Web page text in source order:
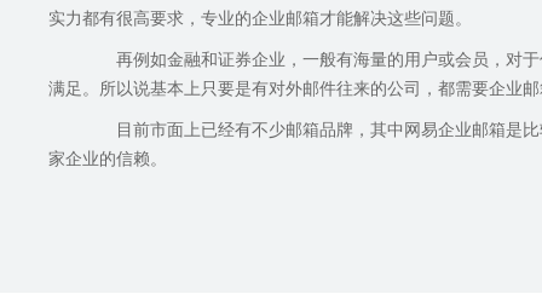
实力都有很高要求，专业的企业邮箱才能解决这些问题。
再例如金融和证券企业，一般有海量的用户或会员，对于
满足。所以说基本上只要是有对外邮件往来的公司，都需要企业
目前市面上已经有不少邮箱品牌，其中网易企业邮箱是比
家企业的信赖。